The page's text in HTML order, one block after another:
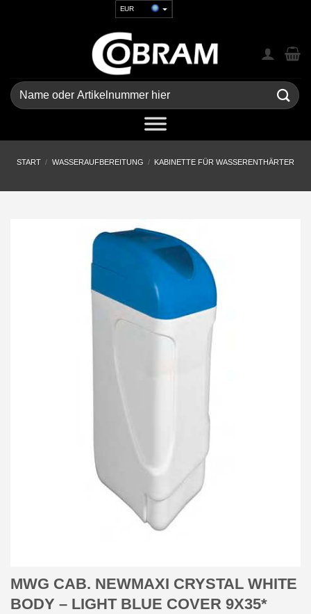
EUR
GBP
CHF
UAH
Suchen
nach:
START / WASSERAUFBEREITUNG / KABINETTE FÜR WASSERENTHÄRTER
MWG CAB. NEWMAXI CRYSTAL WHITE
BODY – LIGHT BLUE COVER 9X35*